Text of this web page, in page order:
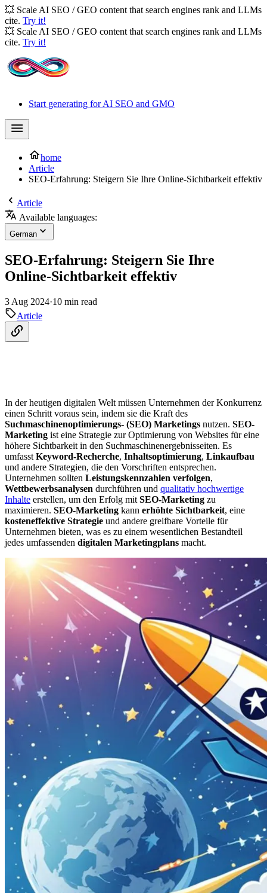
💥 Scale AI SEO / GEO content that search engines rank and LLMs
cite. Try it!
💥 Scale AI SEO / GEO content that search engines rank and LLMs
cite. Try it!
Start generating for AI SEO and GMO
home
Article
SEO-Erfahrung: Steigern Sie Ihre Online-Sichtbarkeit effektiv
Article
Available languages:
German
SEO-Erfahrung: Steigern Sie Ihre
Online-Sichtbarkeit effektiv
3 Aug 2024·10 min read
Article
In der heutigen digitalen Welt müssen Unternehmen der Konkurrenz
einen Schritt voraus sein, indem sie die Kraft des
Suchmaschinenoptimierungs- (SEO) Marketings nutzen. SEO-
Marketing ist eine Strategie zur Optimierung von Websites für eine
höhere Sichtbarkeit in den Suchmaschinenergebnisseiten. Es
umfasst Keyword-Recherche, Inhaltsoptimierung, Linkaufbau
und andere Strategien, die den Vorschriften entsprechen.
Unternehmen sollten Leistungskennzahlen verfolgen,
Wettbewerbsanalysen durchführen und qualitativ hochwertige
Inhalte erstellen, um den Erfolg mit SEO-Marketing zu
maximieren. SEO-Marketing kann erhöhte Sichtbarkeit, eine
kosteneffektive Strategie und andere greifbare Vorteile für
Unternehmen bieten, was es zu einem wesentlichen Bestandteil
jedes umfassenden digitalen Marketingplans macht.